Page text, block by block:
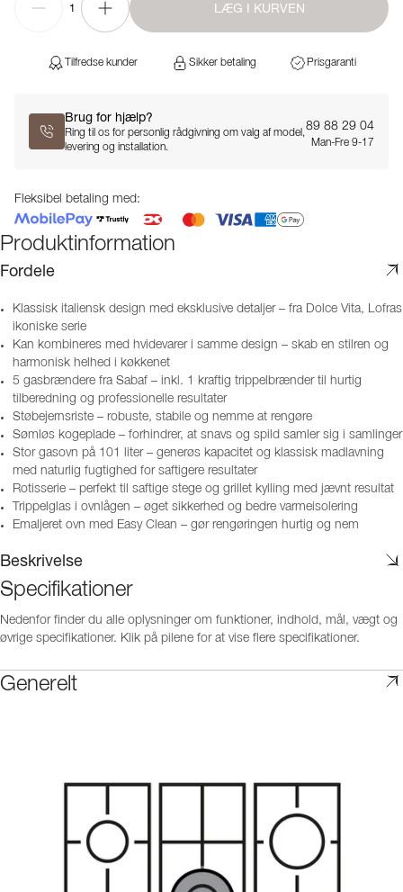
1 LÆG I KURVEN
Tilfredse kunder Sikker betaling Prisgaranti
Brug for hjælp?
Ring til os for personlig rådgivning om valg af model,
levering og installation.
89 88 29 04
Man-Fre 9-17
Fleksibel betaling med:
Produktinformation
Fordele
Klassisk italiensk design med eksklusive detaljer – fra Dolce Vita, Lofras
ikoniske serie
Kan kombineres med hvidevarer i samme design – skab en stilren og
harmonisk helhed i køkkenet
5 gasbrændere fra Sabaf – inkl. 1 kraftig trippelbrænder til hurtig
tilberedning og professionelle resultater
Støbejernsriste – robuste, stabile og nemme at rengøre
Sømløs kogeplade – forhindrer, at snavs og spild samler sig i samlinger
Stor gasovn på 101 liter – generøs kapacitet og klassisk madlavning
med naturlig fugtighed for saftigere resultater
Rotisserie – perfekt til saftige stege og grillet kylling med jævnt resultat
Trippelglas i ovnlågen – øget sikkerhed og bedre varmeisolering
Emaljeret ovn med Easy Clean – gør rengøringen hurtig og nem
Beskrivelse
Specifikationer
Nedenfor finder du alle oplysninger om funktioner, indhold, mål, vægt og
øvrige specifikationer. Klik på pilene for at vise flere specifikationer.
Generelt